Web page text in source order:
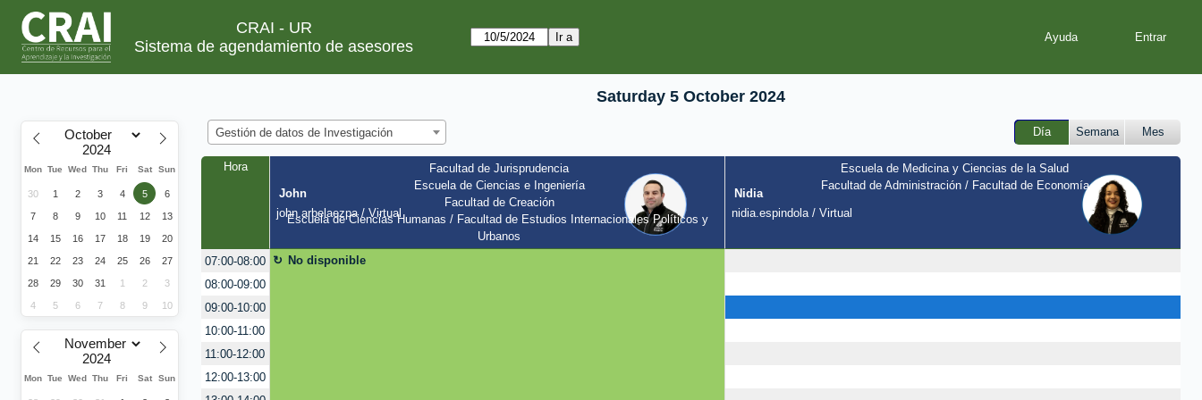
CRAI - UR
Sistema de agendamiento de asesores
Ayuda
Mon Tue Wed Thu Fri Sat Sun
30 1 2 3 4 5 6
7 8 9 10 11 12 13
14 15 16 17 18 19 20
21 22 23 24 25 26 27
28 29 30 31 1 2 3
4 5 6 7 8 9 10
Mon Tue Wed Thu Fri Sat Sun
Saturday 5 October 2024
Gestión de datos de Investigación Día Semana Mes
Hora
John
john.arbelaezpa / Virtual
Facultad de Jurisprudencia
Escuela de Ciencias e Ingeniería
Facultad de Creación
Escuela de Ciencias Humanas / Facultad de Estudios Internacionales Políticos y
Urbanos
Nidia
nidia.espindola / Virtual
Escuela de Medicina y Ciencias de la Salud
Facultad de Administración / Facultad de Economía
07:00-08:00
No disponible
08:00-09:00
09:00-10:00
10:00-11:00
11:00-12:00
12:00-13:00